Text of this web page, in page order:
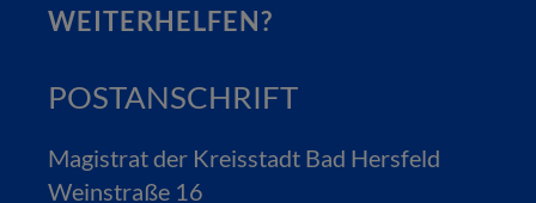
WEITERHELFEN?
POSTANSCHRIFT
Magistrat der Kreisstadt Bad Hersfeld
Weinstraße 16